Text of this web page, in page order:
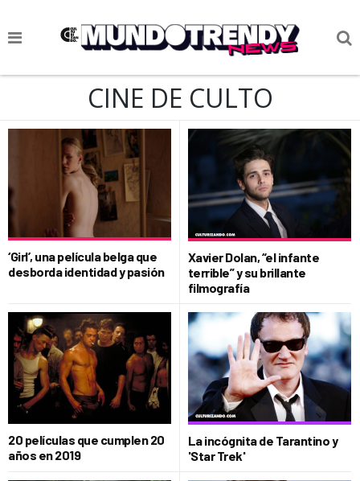
NOTICIAS
CIENCIA Y TECNOLOGÍA
SOCIEDAD
CULTURIZANDO.COM
CINE DE CULTO
‘Girl’, una película belga que
desborda identidad y pasión
Xavier Dolan, “el infante
terrible” y su brillante
filmografía
20 películas que cumplen 20
años en 2019
La incógnita de Tarantino y
'Star Trek'